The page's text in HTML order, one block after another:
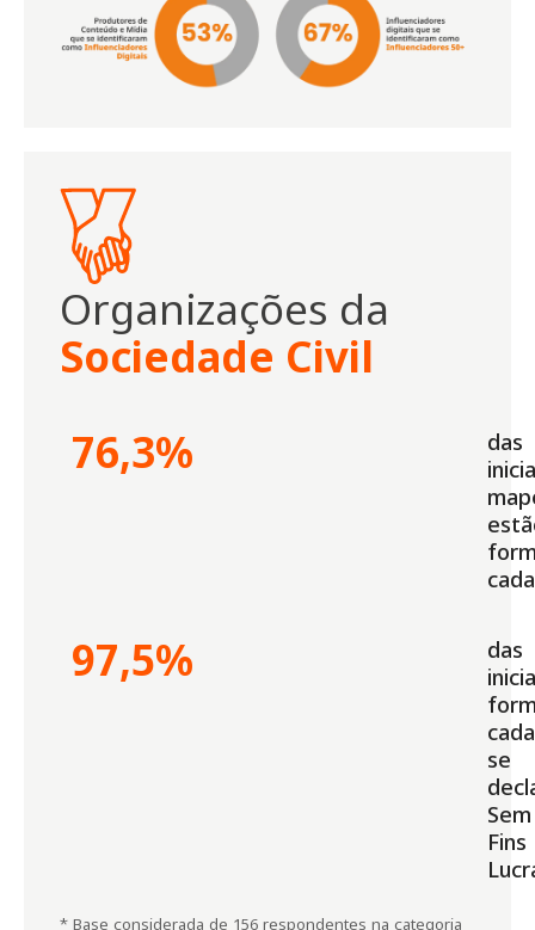
Organizações da
Sociedade Civil
76,3%
das
97,5%
das
se
Sem
Fins
* Base considerada de 156 respondentes na categoria